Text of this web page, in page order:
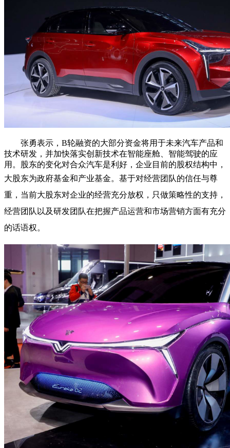
张勇表示，B轮融资的大部分资金将用于未来汽车产品和
技术研发，并加快落实创新技术在智能座舱、智能驾驶的应
用。股东的变化对合众汽车是利好，企业目前的股权结构中，
大股东为政府基金和产业基金。 基于对经营团队的信任与尊
重，当前大股东对企业的经营充分放权，只做策略性的支持，
经营团队以及研发团队在把握产品运营和市场营销方面有充分
的话语权。